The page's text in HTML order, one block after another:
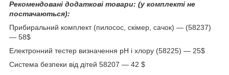
Рекомендовані додаткові товари: (у комплекті не
постачаються):
Прибиральний комплект (пилосос, скімер, сачок) — (58237)
— 58$
Електронний тестер визначення рН і хлору (58225) — 25$
Система безпеки від дітей 58207 — 42 $